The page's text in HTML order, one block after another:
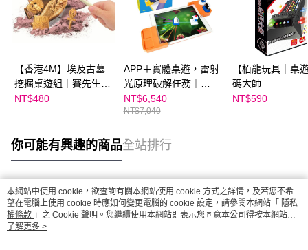
【香港4M】埃及古墓
挖掘桌遊組｜賽先生科
學工廠
NT$480
APP＋實體桌遊，雷射
光原理破解任務｜
TACTO數位益智桌遊
雷射光學款
NT$6,540
NT$7,040
【栢龍玩具｜桌
碼大師
NT$590
你可能有興趣的商品全站排行
熱門標籤
本網站中使用 cookie，欲查詢有關本網站使用 cookie 方式之詳情，及若您不希
望在電腦上使用 cookie 時應如何變更電腦的 cookie 設定，請參閱本網站「 隱私
權條款 」之 Cookie 聲明。您繼續使用本網站即表示您同意本公司得按本網站使
用條款之 Cookie 聲明使用 cookie。
了解更多 >